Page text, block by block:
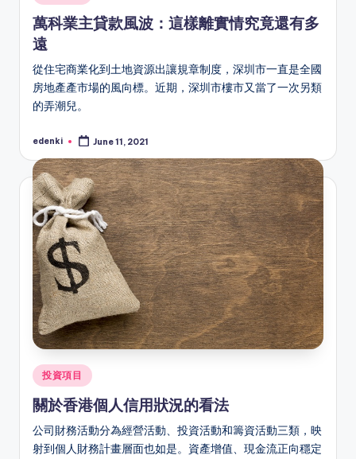
in
萬科業主貸款風波：這樣離實情究竟還有多
遠
從住宅商業化到土地資源出讓規章制度，深圳市一直是全國
房地產產市場的風向標。近期，深圳市樓市又當了一次另類
的弄潮兒。
Posted
edenki June 11, 2021
Posted
in
投資項目
關於香港個人信用狀況的看法
公司財務活動分為經營活動、投資活動和籌資活動三類，映
射到個人財務計畫層面也如是。資產增值、現金流正向穩定